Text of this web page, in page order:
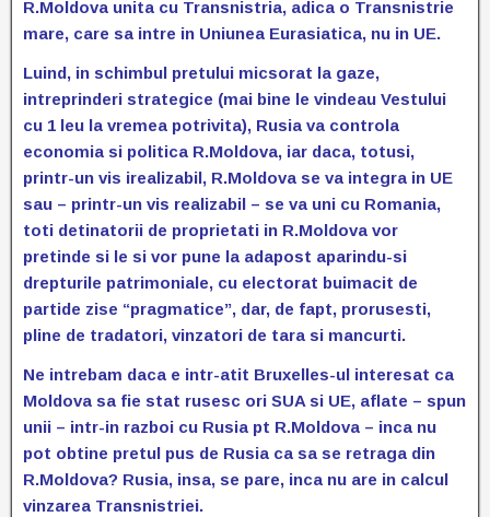
R.Moldova unita cu Transnistria, adica o Transnistrie
mare, care sa intre in Uniunea Eurasiatica, nu in UE.
Luind, in schimbul pretului micsorat la gaze,
intreprinderi strategice (mai bine le vindeau Vestului
cu 1 leu la vremea potrivita), Rusia va controla
economia si politica R.Moldova, iar daca, totusi,
printr-un vis irealizabil, R.Moldova se va integra in UE
sau – printr-un vis realizabil – se va uni cu Romania,
toti detinatorii de proprietati in R.Moldova vor
pretinde si le si vor pune la adapost aparindu-si
drepturile patrimoniale, cu electorat buimacit de
partide zise “pragmatice”, dar, de fapt, prorusesti,
pline de tradatori, vinzatori de tara si mancurti.
Ne intrebam daca e intr-atit Bruxelles-ul interesat ca
Moldova sa fie stat rusesc ori SUA si UE, aflate – spun
unii – intr-in razboi cu Rusia pt R.Moldova – inca nu
pot obtine pretul pus de Rusia ca sa se retraga din
R.Moldova? Rusia, insa, se pare, inca nu are in calcul
vinzarea Transnistriei.